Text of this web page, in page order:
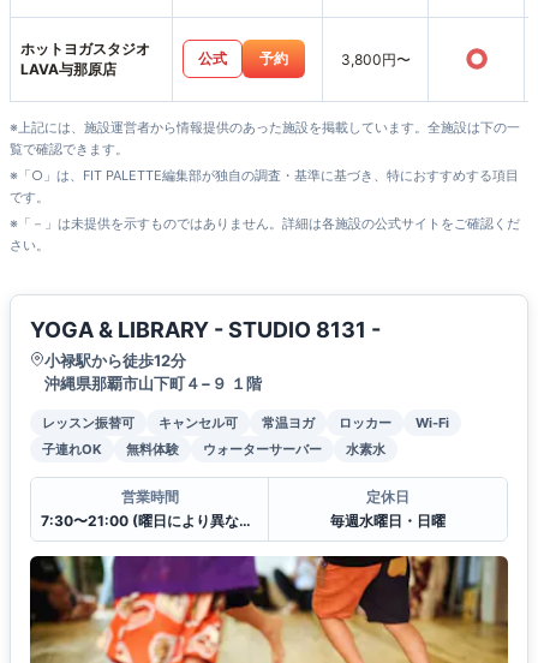
ホットヨガスタジオ
LAVA与那原店
公式 予約 3,800円〜 ○
※上記には、施設運営者から情報提供のあった施設を掲載しています。全施設は下の一
覧で確認できます。
※「○」は、FIT PALETTE編集部が独自の調査・基準に基づき、特におすすめする項目
です。
※「－」は未提供を示すものではありません。詳細は各施設の公式サイトをご確認くだ
さい。
YOGA & LIBRARY - STUDIO 8131 -
小禄駅から徒歩12分
沖縄県那覇市山下町４−９ １階
レッスン振替可 キャンセル可 常温ヨガ ロッカー
Wi-Fi
子連れOK
無料体験 ウォーターサーバー 水素水
営業時間
7:30〜21:00 (曜日により異なる)
定休日
毎週水曜日・日曜